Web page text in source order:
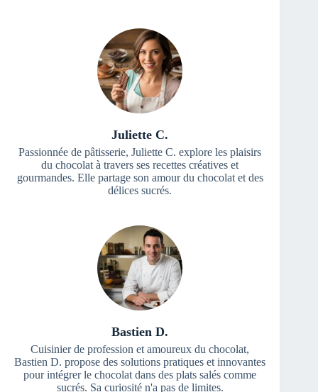
Juliette C.
Passionnée de pâtisserie, Juliette C. explore les plaisirs
du chocolat à travers ses recettes créatives et
gourmandes. Elle partage son amour du chocolat et des
délices sucrés.
Bastien D.
Cuisinier de profession et amoureux du chocolat,
Bastien D. propose des solutions pratiques et innovantes
pour intégrer le chocolat dans des plats salés comme
sucrés. Sa curiosité n'a pas de limites.